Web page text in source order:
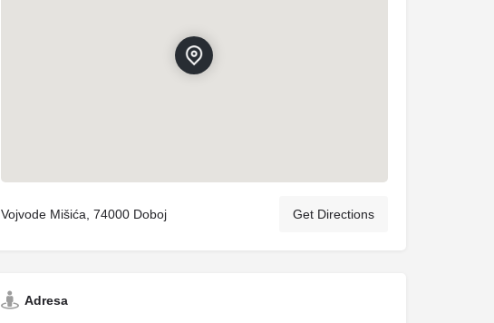
Vojvode Mišića, 74000 Doboj Get Directions
Adresa